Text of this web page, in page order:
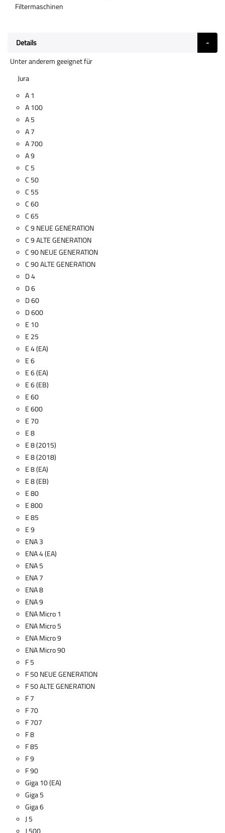
Filtermaschinen
Details
Unter anderem geeignet für
Jura
A 1
A 100
A 5
A 7
A 700
A 9
C 5
C 50
C 55
C 60
C 65
C 9 NEUE GENERATION
C 9 ALTE GENERATION
C 90 NEUE GENERATION
C 90 ALTE GENERATION
D 4
D 6
D 60
D 600
E 10
E 25
E 4 (EA)
E 6
E 6 (EA)
E 6 (EB)
E 60
E 600
E 70
E 8
E 8 (2015)
E 8 (2018)
E 8 (EA)
E 8 (EB)
E 80
E 800
E 85
E 9
ENA 3
ENA 4 (EA)
ENA 5
ENA 7
ENA 8
ENA 9
ENA Micro 1
ENA Micro 5
ENA Micro 9
ENA Micro 90
F 5
F 50 NEUE GENERATION
F 50 ALTE GENERATION
F 7
F 70
F 707
F 8
F 85
F 9
F 90
Giga 10 (EA)
Giga 5
Giga 6
J 5
J 500